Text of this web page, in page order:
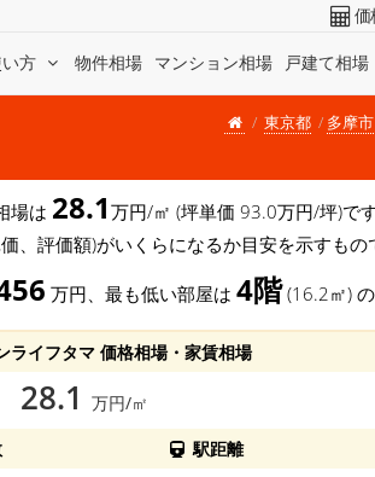
方 物件相場 マンション相場 戸建て相場
価
東京都 多摩市
場は 28.1 万円/㎡ (坪単価 93.0万円/坪)で
評価額)がいくらになるか目安を示すもの
万円、最も低い部屋は 4階(16.2㎡) の
ライフタマ 価格相場・家賃相場
28.1
万円/㎡
駅距離